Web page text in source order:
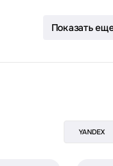
Показать
YANDEX